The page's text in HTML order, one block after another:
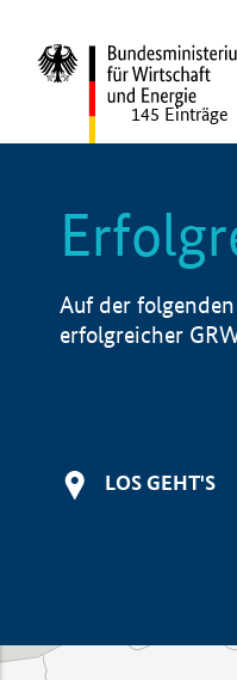
145 Einträge
Auf der
erfolgreicher
LOS GEHT'S